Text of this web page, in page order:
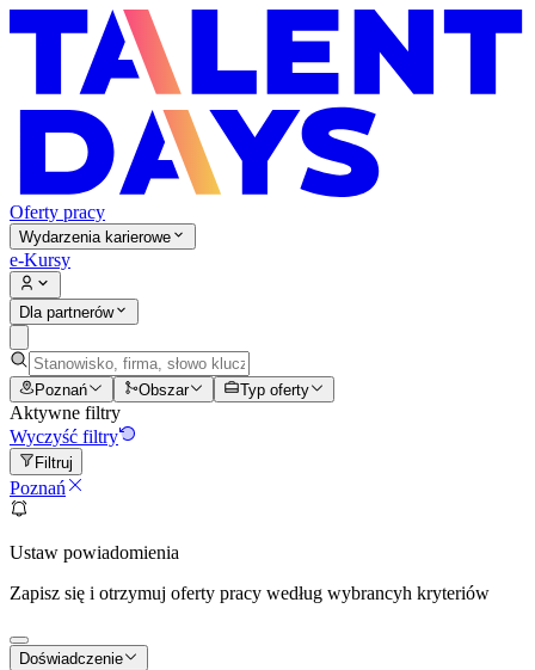
Oferty pracy
Wydarzenia karierowe
e-Kursy
Dla partnerów
Poznań Obszar Typ oferty
Aktywne filtry
Wyczyść filtry
Filtruj
Poznań
Ustaw powiadomienia
Zapisz się i otrzymuj oferty pracy według wybrancyh kryteriów
Doświadczenie